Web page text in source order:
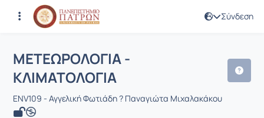
Σύνδεση
Μάθημα : ΜΕΤΕΩΡΟΛΟΓΙΑ -
Κωδικός : ENV109
ΜΕΤΕΩΡΟΛΟΓΙΑ -
ΚΛΙΜΑΤΟΛΟΓΙΑ
ENV109 - Αγγελική Φωτιάδη ? Παναγιώτα Μιχαλακάκου